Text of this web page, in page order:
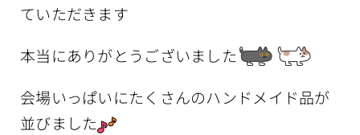
ていただきます
本当にありがとうございました
会場いっぱいにたくさんのハンドメイド品が
並びました